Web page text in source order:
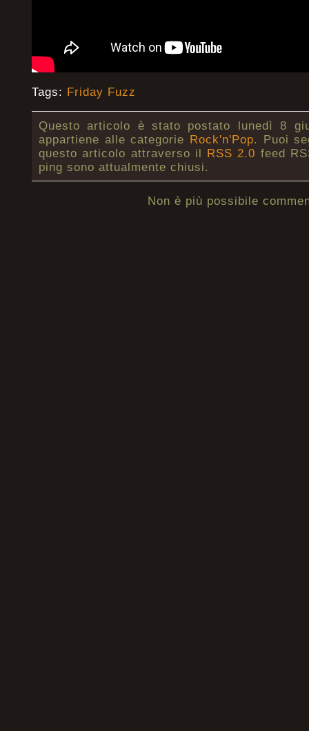
Tags: Friday Fuzz
Questo articolo è stato postato lunedì 8
appartiene alle categorie Rock'n'Pop. Puoi
questo articolo attraverso il RSS 2.0 feed
ping sono attualmente chiusi.
Non è più possibile